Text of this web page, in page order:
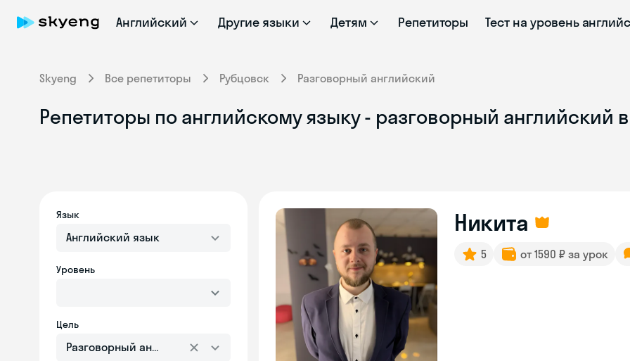
Английский Другие языки Детям Репетиторы Тест на уровень
Skyeng Все репетиторы Рубцовск Разговорный английский
Репетиторы по английскому языку - разговорный английский
Язык
Английский язык
Уровень
Цель
Разговорный английский
Никита
5 от 1590 ₽ за урок